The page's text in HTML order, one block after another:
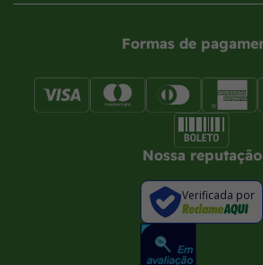
Formas de
Nossa reputação
Verificada por